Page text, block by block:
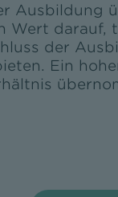
Ausbildung
Wert darauf,
der
Ein